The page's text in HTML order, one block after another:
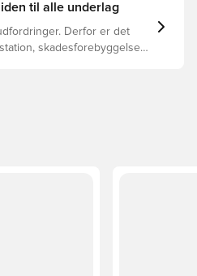
til alle underlag
Derfor er det
skadesforebyggelse